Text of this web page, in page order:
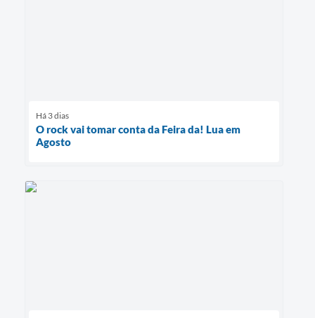
Há 3 dias
O rock vai tomar conta da Feira da! Lua em
Agosto